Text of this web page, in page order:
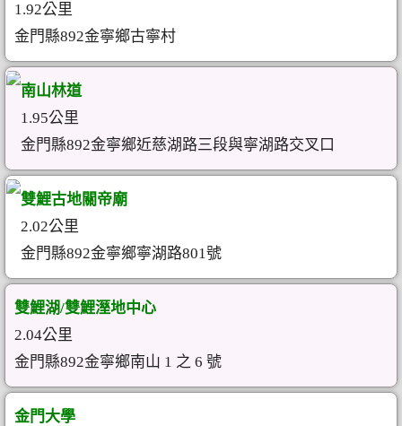
1.92公里
金門縣892金寧鄉古寧村
南山林道
1.95公里
金門縣892金寧鄉近慈湖路三段與寧湖路交叉口
雙鯉古地關帝廟
2.02公里
金門縣892金寧鄉寧湖路801號
雙鯉湖/雙鯉溼地中心
2.04公里
金門縣892金寧鄉南山 1 之 6 號
金門大學